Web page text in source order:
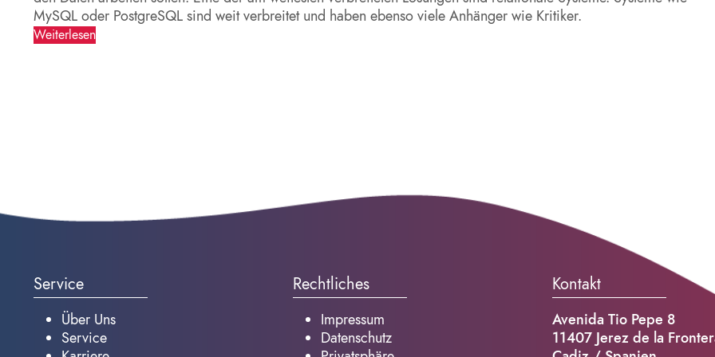
MySQL oder PostgreSQL sind weit verbreitet und haben ebenso viele Anhänger wie Kritiker.
Weiterlesen
Service
Über Uns
Service
Rechtliches
Impressum
Datenschutz
Kontakt
Avenida Tio Pepe 8
11407 Jerez de la